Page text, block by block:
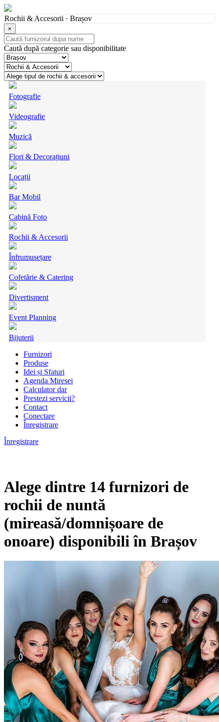
Rochii & Accesorii · Brașov
×
Caută după categorie sau disponibilitate
Fotografie
Videografie
Muzică
Flori & Decorațiuni
Locații
Bar Mobil
Cabină Foto
Rochii & Accesorii
Înfrumusețare
Cofetărie & Catering
Divertisment
Event Planning
Bijuterii
Furnizori
Produse
Idei și Sfaturi
Agenda Miresei
Calculator dar
Prestezi servicii?
Contact
Conectare
Înregistrare
Înregistrare
Alege dintre 14 furnizori de
rochii de nuntă
(mireasă/domnișoare de
onoare) disponibili în Brașov